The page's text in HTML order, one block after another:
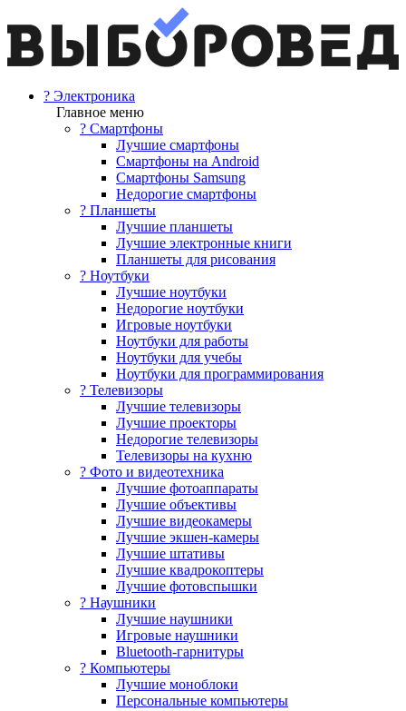
? Электроника
Главное меню
? Смартфоны
Лучшие смартфоны
Смартфоны на Android
Смартфоны Samsung
Недорогие смартфоны
? Планшеты
Лучшие планшеты
Лучшие электронные книги
Планшеты для рисования
? Ноутбуки
Лучшие ноутбуки
Недорогие ноутбуки
Игровые ноутбуки
Ноутбуки для работы
Ноутбуки для учебы
Ноутбуки для программирования
? Телевизоры
Лучшие телевизоры
Лучшие проекторы
Недорогие телевизоры
Телевизоры на кухню
? Фото и видеотехника
Лучшие фотоаппараты
Лучшие объективы
Лучшие видеокамеры
Лучшие экшен-камеры
Лучшие штативы
Лучшие квадрокоптеры
Лучшие фотовспышки
? Наушники
Лучшие наушники
Игровые наушники
Bluetooth-гарнитуры
?️ Компьютеры
Лучшие моноблоки
Персональные компьютеры